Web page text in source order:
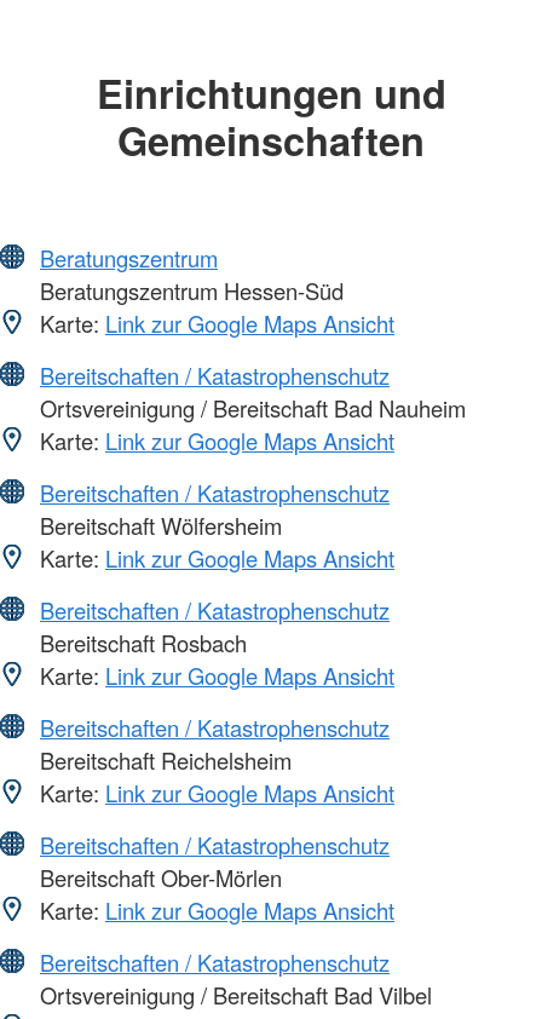
Einrichtungen und
Gemeinschaften
Beratungszentrum
Beratungszentrum Hessen-Süd
Karte: Link zur Google Maps Ansicht
Bereitschaften / Katastrophenschutz
Ortsvereinigung / Bereitschaft Bad Nauheim
Karte: Link zur Google Maps Ansicht
Bereitschaften / Katastrophenschutz
Bereitschaft Wölfersheim
Karte: Link zur Google Maps Ansicht
Bereitschaften / Katastrophenschutz
Bereitschaft Rosbach
Karte: Link zur Google Maps Ansicht
Bereitschaften / Katastrophenschutz
Bereitschaft Reichelsheim
Karte: Link zur Google Maps Ansicht
Bereitschaften / Katastrophenschutz
Bereitschaft Ober-Mörlen
Karte: Link zur Google Maps Ansicht
Bereitschaften / Katastrophenschutz
Ortsvereinigung / Bereitschaft Bad Vilbel